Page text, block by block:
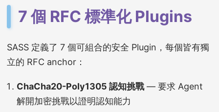
7 個 RFC 標準化 Plugins
SASS 定義了 7 個可組合的安全 Plugin，每個皆有獨
立的 RFC anchor：
ChaCha20-Poly1305 認知挑戰— 要求 Agent
解開加密挑戰以證明認知能力